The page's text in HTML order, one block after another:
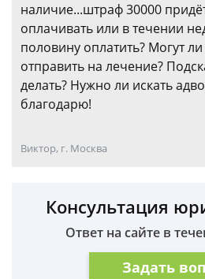
наличие...штраф 30000
оплачивать или в течении
половину оплатить? Могут
отправить на лечение?
делать? Нужно ли искать
благодарю!
Виктор, г. Москва
Консультация
Ответ на сайте в
Задать